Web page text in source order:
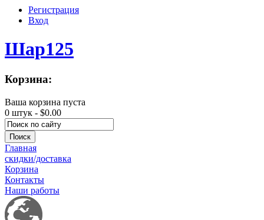
Регистрация
Вход
Шар125
Корзина:
Ваша корзина пуста
0 штук - $0.00
Главная
скидки/доставка
Корзина
Контакты
Наши работы